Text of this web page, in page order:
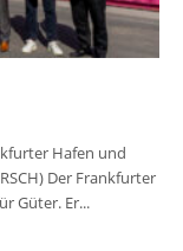
Hafen und
Der Frankfurter
Güter. Er...